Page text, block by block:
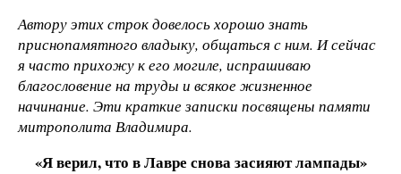
Автору этих строк довелось хорошо знать
приснопамятного владыку, общаться с ним. И сейчас
я часто прихожу к его могиле, испрашиваю
благословение на труды и всякое жизненное
начинание. Эти краткие записки посвящены памяти
митрополита Владимира.
«Я верил, что в Лавре снова засияют лампады»